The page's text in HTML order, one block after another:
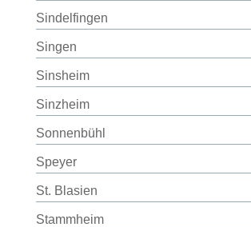
Sindelfingen
Singen
Sinsheim
Sinzheim
Sonnenbühl
Speyer
St. Blasien
Stammheim